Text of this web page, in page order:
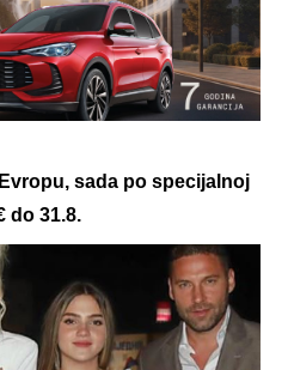
sada po specijalnoj
do 31.8.